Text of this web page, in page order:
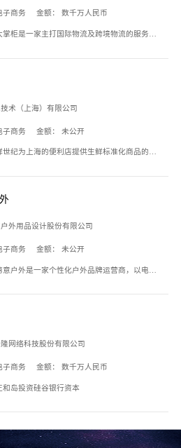
子商务 金额： 数千万人民币
一家主打国际物流及跨境物流的服务云平台，致力于帮助全球国际物流企业在互联网上建立自己的平台，核心产品包括运价通、生意通、业务通、订舱通、招财通等，奥林网络科技（宁波）有限公司旗下产品。
术（上海）有限公司
子商务 金额： 未公开
的便利店提供生鲜标准化商品的供应链服务，帮商家解决生鲜采购、运营问题，帮助商家销售。平台提供的商品覆盖果蔬肉类、常温与低温奶制品、冷冻食品、零食饮料、粮油副食、居家洗护等多个品类，上架SKU3000余个。公司建立了近万平方米的仓储场地和物流配送体系，为合作商家提供快速配送服务。
外用品设计股份有限公司
子商务 金额： 未公开
外是一家个性化户外品牌运营商，以电子商务为主要载体，主要从事户外产品的设计、生产、销售业务，产品包含冲锋衣、户外鞋、户外背包等。
隆网络科技股份有限公司
子商务 金额： 数千万人民币
和岛投资硅谷银行资本